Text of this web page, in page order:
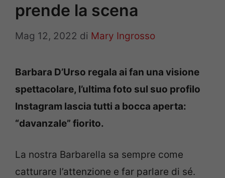
prende la scena
Mag 12, 2022 di Mary Ingrosso
Barbara D’Urso regala ai fan una visione
spettacolare, l’ultima foto sul suo profilo
Instagram lascia tutti a bocca aperta:
“davanzale” fiorito.
La nostra Barbarella sa sempre come
catturare l’attenzione e far parlare di sé.